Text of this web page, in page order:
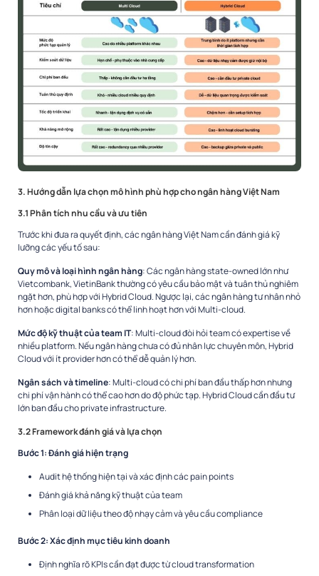
3. Hướng dẫn lựa chọn mô hình phù hợp cho ngân hàng Việt Nam
3.1 Phân tích nhu cầu và ưu tiên
Trước khi đưa ra quyết định, các ngân hàng Việt Nam cần đánh giá kỹ
lưỡng các yếu tố sau:
Quy mô và loại hình ngân hàng: Các ngân hàng state-owned lớn như
Vietcombank, VietinBank thường có yêu cầu bảo mật và tuân thủ nghiêm
ngặt hơn, phù hợp với Hybrid Cloud. Ngược lại, các ngân hàng tư nhân nhỏ
hơn hoặc digital banks có thể linh hoạt hơn với Multi-cloud.
Mức độ kỹ thuật của team IT: Multi-cloud đòi hỏi team có expertise về
nhiều platform. Nếu ngân hàng chưa có đủ nhân lực chuyên môn, Hybrid
Cloud với ít provider hơn có thể dễ quản lý hơn.
Ngân sách và timeline: Multi-cloud có chi phí ban đầu thấp hơn nhưng
chi phí vận hành có thể cao hơn do độ phức tạp. Hybrid Cloud cần đầu tư
lớn ban đầu cho private infrastructure.
3.2 Framework đánh giá và lựa chọn
Bước 1: Đánh giá hiện trạng
Audit hệ thống hiện tại và xác định các pain points
Đánh giá khả năng kỹ thuật của team
Phân loại dữ liệu theo độ nhạy cảm và yêu cầu compliance
Bước 2: Xác định mục tiêu kinh doanh
Định nghĩa rõ KPIs cần đạt được từ cloud transformation